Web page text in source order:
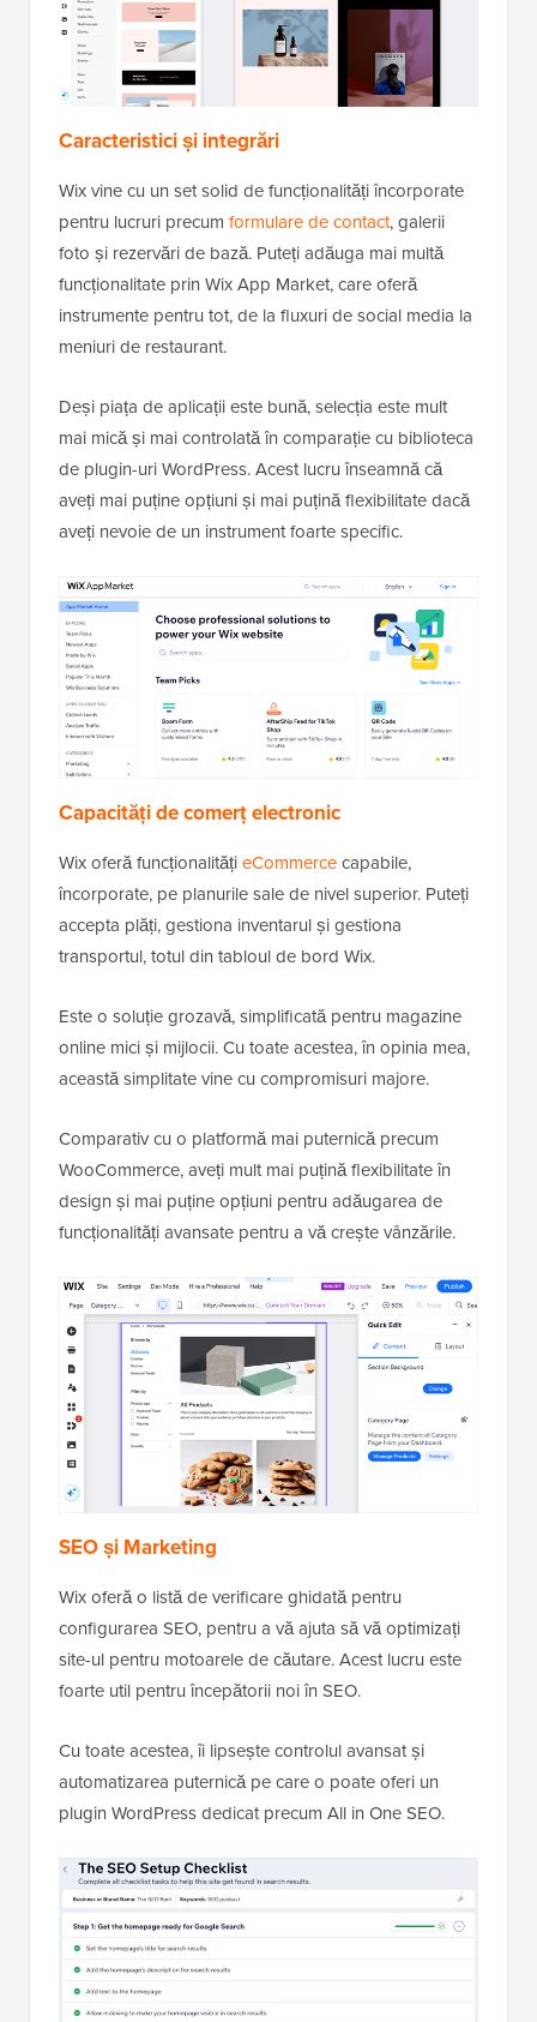
Caracteristici și integrări
Wix vine cu un set solid de funcționalități încorporate
pentru lucruri precum formulare de contact, galerii
foto și rezervări de bază. Puteți adăuga mai multă
funcționalitate prin Wix App Market, care oferă
instrumente pentru tot, de la fluxuri de social media la
meniuri de restaurant.
Deși piața de aplicații este bună, selecția este mult
mai mică și mai controlată în comparație cu biblioteca
de plugin-uri WordPress. Acest lucru înseamnă că
aveți mai puține opțiuni și mai puțină flexibilitate dacă
aveți nevoie de un instrument foarte specific.
Capacități de comerț electronic
Wix oferă funcționalitățieCommercecapabile,
încorporate, pe planurile sale de nivel superior. Puteți
accepta plăți, gestiona inventarul și gestiona
transportul, totul din tabloul de bord Wix.
Este o soluție grozavă, simplificată pentru magazine
online mici și mijlocii. Cu toate acestea, în opinia mea,
această simplitate vine cu compromisuri majore.
Comparativ cu o platformă mai puternică precum
WooCommerce, aveți mult mai puțină flexibilitate în
design și mai puține opțiuni pentru adăugarea de
funcționalități avansate pentru a vă crește vânzările.
SEO și Marketing
Wix oferă o listă de verificare ghidată pentru
configurarea SEO, pentru a vă ajuta să vă optimizați
site-ul pentru motoarele de căutare. Acest lucru este
foarte util pentru începătorii noi în SEO.
Cu toate acestea, îi lipsește controlul avansat și
automatizarea puternică pe care o poate oferi un
plugin WordPress dedicat precum All in One SEO.